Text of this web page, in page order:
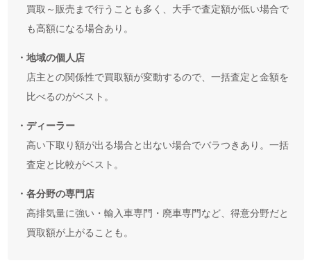
買取～販売まで行うことも多く、大手で査定額が低い場合で
も高額になる場合あり。
・地域の個人店
店主との関係性で買取額が変動するので、一括査定と金額を
比べるのがベスト。
・ディーラー
高い下取り額が出る場合と出ない場合でバラつきあり。一括
査定と比較がベスト。
・各分野の専門店
高排気量に強い・輸入車専門・廃車専門など、得意分野だと
買取額が上がることも。